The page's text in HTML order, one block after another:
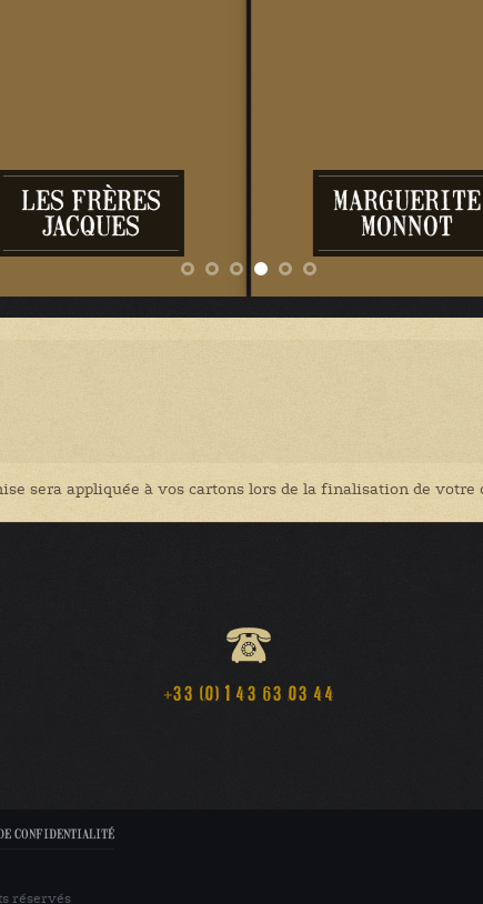
LES FRÈRES
JACQUES
MARGUERITE
MONNOT
sera appliquée à vos cartons lors de la finalisation de votre
+33 (0) 1 43 63 03 44
CONFIDENTIALITÉ
réservés